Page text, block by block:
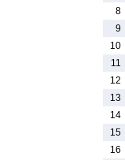
8
9
10
11
12
13
14
15
16